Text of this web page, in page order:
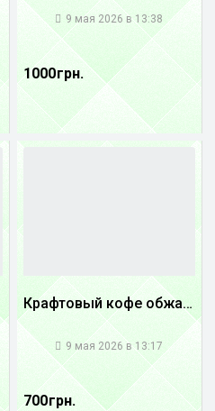
9 мая 2026 в 13:38
1000 грн.
Крафтовый кофе обжареный купаж арабики 3...
9 мая 2026 в 13:17
700 грн.